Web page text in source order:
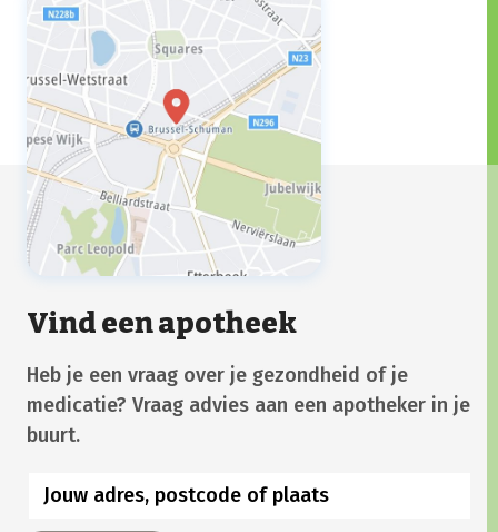
Vind een apotheek
Heb je een vraag over je gezondheid of je
medicatie? Vraag advies aan een apotheker in je
buurt.